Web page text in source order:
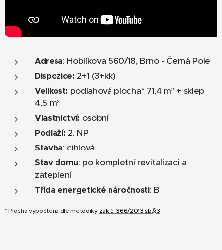
Adresa: Hoblíkova 560/18, Brno - Černá Pole
Dispozice: 2+1 (3+kk)
Velikost: podlahová plocha* 71,4 m² + sklep
4,5 m²
Vlastnictví: osobní
Podlaží: 2. NP
Stavba: cihlová
Stav domu: po kompletní revitalizaci a
zateplení
Třída energetické náročnosti: B
* Plocha vypočtená dle metodiky zák.č. 366/2013 sb.§3